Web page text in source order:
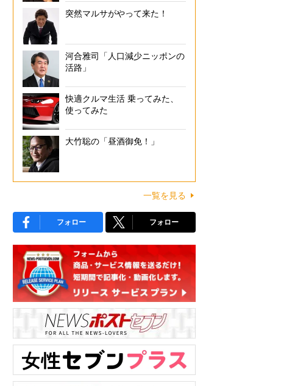
突然マルサがやって来た！
河合雅司「人口減少ニッポンの
活路」
快適クルマ生活 乗ってみた、
使ってみた
大竹聡の「昼酒御免！」
一覧を見る
フォロー フォロー